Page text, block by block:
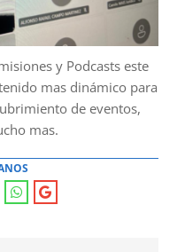
y Podcasts este
mas dinámico para
de eventos,
mas.